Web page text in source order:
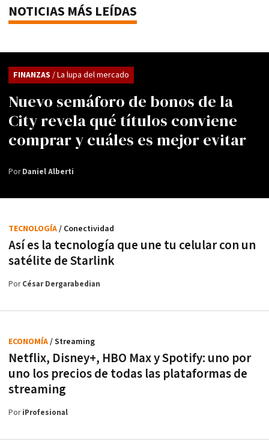
NOTICIAS MÁS LEÍDAS
Nuevo semáforo de bonos de la
City revela qué títulos conviene
comprar y cuáles es mejor evitar
FINANZAS / La lupa del mercado
PorDaniel Alberti
Así es la tecnología que une tu celular con un
satélite de Starlink
TECNOLOGÍA/ Conectividad
PorCésar Dergarabedian
Netflix, Disney+, HBO Max y Spotify: uno por
uno los precios de todas las plataformas de
streaming
ECONOMÍA/ Streaming
PoriProfesional